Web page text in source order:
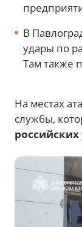
В
удары по
Там также
На местах
службы,
российских